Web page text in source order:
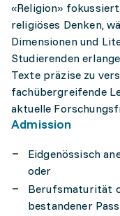
«Religion»
religiöses Denken,
Dimensionen und
Studierenden
Texte präzise zu
fachübergreifende
aktuelle
Admission
Eidgenössisch
oder
Berufsmaturität
bestandener